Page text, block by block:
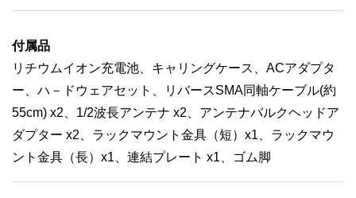
付属品
リチウムイオン充電池、キャリングケース、ACアダプタ
ー、ハ－ドウェアセット、リバースSMA同軸ケーブル(約
55cm) x2、1/2波長アンテナ x2、アンテナバルクヘッドア
ダプター x2、ラックマウント金具（短）x1、ラックマウ
ント金具（長）x1、連結プレート x1、ゴム脚